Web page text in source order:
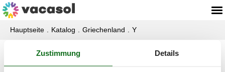
Hauptseite Katalog Griechenland Y
Katalog - Griechenland - Ydroussa
Zustimmung Details